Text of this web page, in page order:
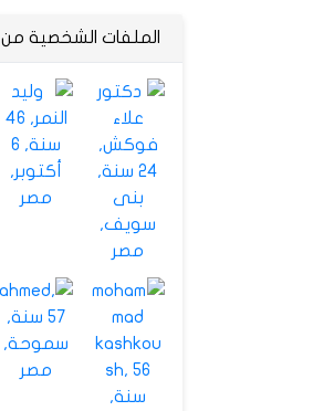
الملفات الشخصية من